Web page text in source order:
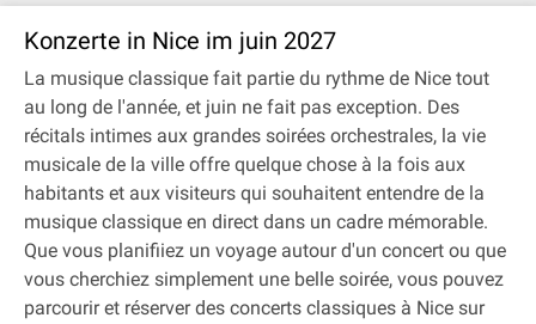
Konzerte in Nice im juin 2027
La musique classique fait partie du rythme de Nice tout
au long de l'année, et juin ne fait pas exception. Des
récitals intimes aux grandes soirées orchestrales, la vie
musicale de la ville offre quelque chose à la fois aux
habitants et aux visiteurs qui souhaitent entendre de la
musique classique en direct dans un cadre mémorable.
Que vous planifiiez un voyage autour d'un concert ou que
vous cherchiez simplement une belle soirée, vous pouvez
parcourir et réserver des concerts classiques à Nice sur